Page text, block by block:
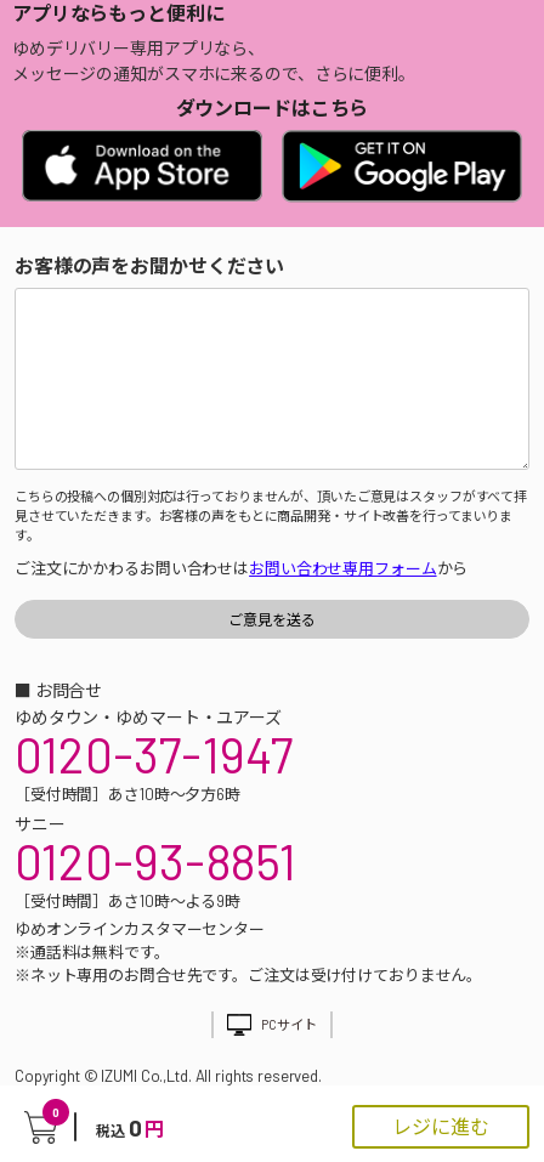
0
税込 0 円 レジに進む
アプリならもっと便利に
ゆめデリバリー専用アプリなら、
メッセージの通知がスマホに来るので、さらに便利。
ダウンロードはこちら
お客様の声をお聞かせください
こちらの投稿への個別対応は行っておりませんが、頂いたご意見はスタッフがすべて拝
見させていただきます。お客様の声をもとに商品開発・サイト改善を行ってまいりま
す。
ご注文にかかわるお問い合わせはお問い合わせ専用フォームから
■ お問合せ
ゆめタウン・ゆめマート・ユアーズ
0120-37-1947
［受付時間］あさ10時～夕方6時
サニー
0120-93-8851
［受付時間］あさ10時～よる9時
ゆめオンラインカスタマーセンター
※通話料は無料です。
※ネット専用のお問合せ先です。ご注文は受け付けておりません。
PCサイト
Copyright © IZUMI Co.,Ltd. All rights reserved.